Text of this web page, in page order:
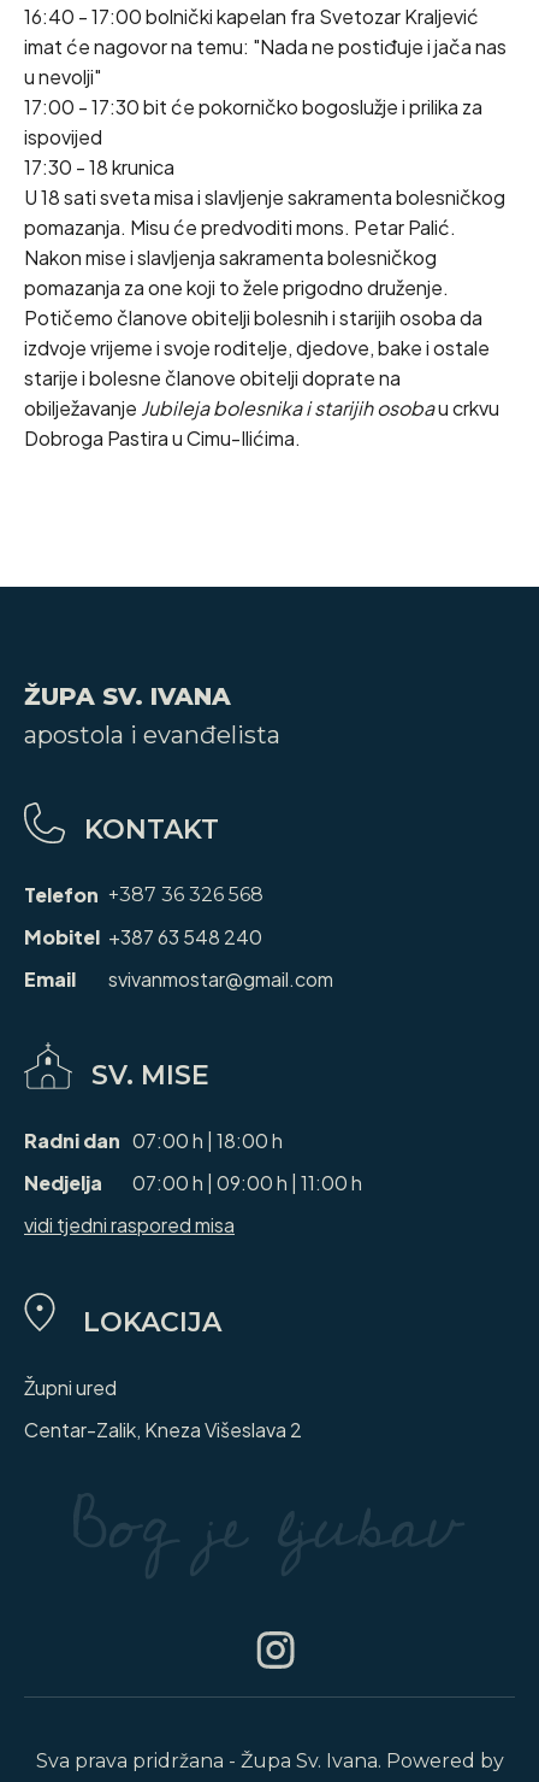
16:40 - 17:00 bolnički kapelan fra Svetozar Kraljević
imat će nagovor na temu: "Nada ne postiđuje i jača nas
u nevolji"
17:00 - 17:30 bit će pokorničko bogoslužje i prilika za
ispovijed
17:30 - 18 krunica
U 18 sati sveta misa i slavljenje sakramenta bolesničkog
pomazanja. Misu će predvoditi mons. Petar Palić.
Nakon mise i slavljenja sakramenta bolesničkog
pomazanja za one koji to žele prigodno druženje.
Potičemo članove obitelji bolesnih i starijih osoba da
izdvoje vrijeme i svoje roditelje, djedove, bake i ostale
starije i bolesne članove obitelji doprate na
obilježavanje Jubileja bolesnika i starijih osobau crkvu
Dobroga Pastira u Cimu-Ilićima.
ŽUPA SV. IVANA
apostola i evanđelista
KONTAKT
Telefon +387 36 326 568
Mobitel +387 63 548 240
Email
svivanmostar@gmail.com
SV. MISE
Radni dan 07:00 h | 18:00 h
Nedjelja
07:00 h | 09:00 h | 11:00 h
vidi tjedni raspored misa
LOKACIJA
Župni ured
Centar-Zalik, Kneza Višeslava 2
Sva prava pridržana - Župa Sv. Ivana. Powered by